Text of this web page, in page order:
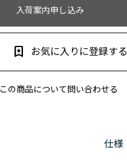
入荷案内申し込み
この商品について問い合わせる
お気に入りに登録する
仕様